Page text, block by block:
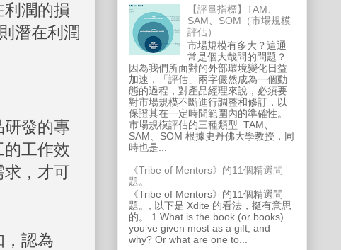
潤的損
潛在利潤
發的專
工作效
，才可
，認為
【評量指標】TAM、
SAM、SOM（市場規模
評估）
市場規模有多大？這通
常是個大哉問的問題？
因為我們所面對的外部環境變化日益
加速，「評估」兩字儼然成為一個動
態的過程，對產品經理來說，必須要
對市場規模不斷進行調整和修訂，以
保證其在一定時間範圍內的準確性。
市場規模評估的三種類型 TAM、
SAM、SOM 根據史丹佛大學教授，同
時也是...
《Tribe of Mentors》的11個精選問
題。
《Tribe of Mentors》的11個精選問
題。, 以下是 Xdite 的看法，挺有意思
的。 1.What is the book (or books)
you’ve given most as a gift, and
why? Or what are one to...